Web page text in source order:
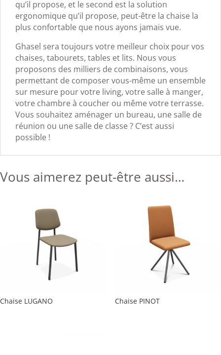
qu’il propose, et le second est la solution
ergonomique qu’il propose, peut-être la chaise la
plus confortable que nous ayons jamais vue.
Ghasel sera toujours votre meilleur choix pour vos
chaises, tabourets, tables et lits. Nous vous
proposons des milliers de combinaisons, vous
permettant de composer vous-même un ensemble
sur mesure pour votre living, votre salle à manger,
votre chambre à coucher ou même votre terrasse.
Vous souhaitez aménager un bureau, une salle de
réunion ou une salle de classe ? C’est aussi
possible !
Vous aimerez peut-être aussi…
Chaise LUGANO Chaise PINOT